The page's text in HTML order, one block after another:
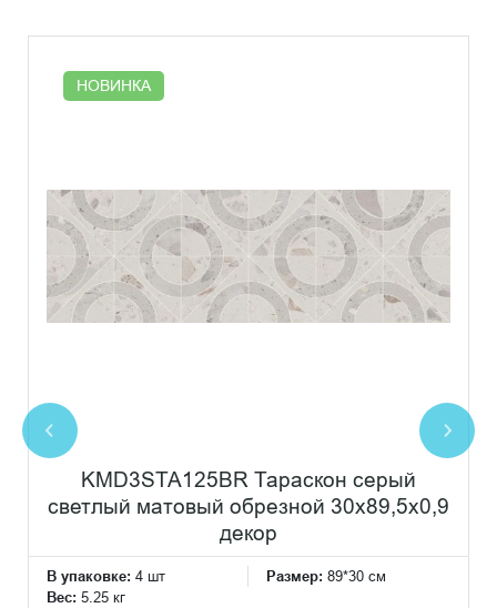
НОВИНКА
KMD3STA125BR Тараскон серый
светлый матовый обрезной 30x89,5x0,9
декор
В упаковке: 4 шт Размер: 89*30 см
Вес: 5.25 кг